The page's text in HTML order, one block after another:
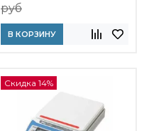
руб
В КОРЗИНУ
Скидка 14%